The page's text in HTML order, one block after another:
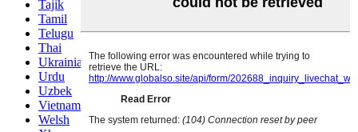
Tajik
Tamil
Telugu
Thai
Ukrainian
Urdu
Uzbek
Vietnamese
Welsh